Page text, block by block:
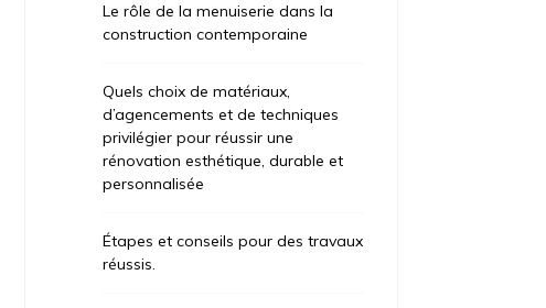
Étapes et conseils pour des
Qu’il s’agisse de rafraîchir une pièce, ces
professionnels mettent leur expertise à votre
service. Que vous envisagiez une rénovation
intérieure, extérieure ou énergétique, une entreprise
spécialisée peut s’adapter à vos attentes. Les
Lire la suite
Le rôle de la menuiserie dans la
construction contemporaine
Quels choix de matériaux,
d’agencements et de techniques
privilégier pour réussir une
rénovation esthétique, durable et
personnalisée
Étapes et conseils pour des travaux
réussis.